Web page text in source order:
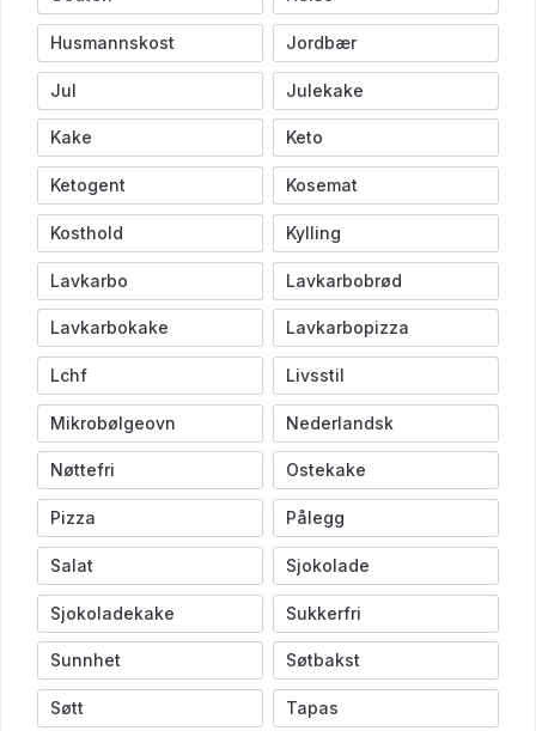
Husmannskost Jordbær
Jul Julekake
Kake Keto
Ketogent Kosemat
Kosthold Kylling
Lavkarbo Lavkarbobrød
Lavkarbokake Lavkarbopizza
Lchf Livsstil
Mikrobølgeovn Nederlandsk
Nøttefri Ostekake
Pizza Pålegg
Salat Sjokolade
Sjokoladekake Sukkerfri
Sunnhet Søtbakst
Søtt Tapas